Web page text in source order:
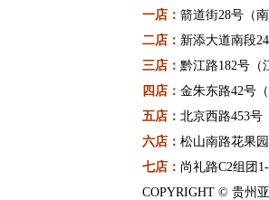
一店： 箭道街28号（
二店： 新添大道南段
三店： 黔江路182号（
四店： 金朱东路42号
五店： 北京西路453号
六店： 松山南路花果
七店： 尚礼路C2组团
COPYRIGHT © 贵州